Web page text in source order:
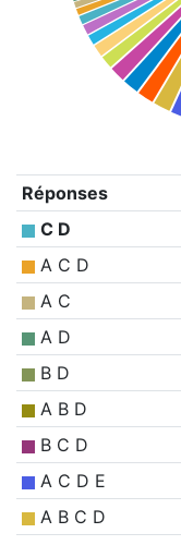
Réponses
C D
A C D
A C
A D
B D
A B D
B C D
A C D E
A B C D